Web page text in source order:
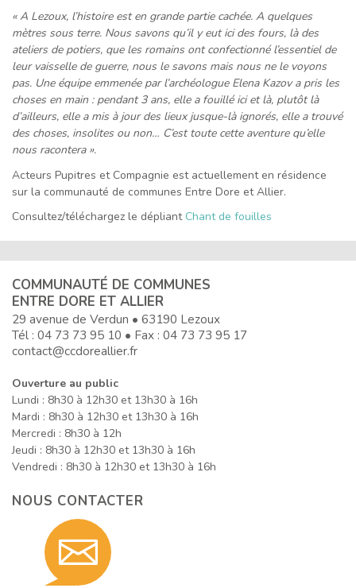
« A Lezoux, l’histoire est en grande partie cachée. A quelques
mètres sous terre. Nous savons qu’il y eut ici des fours, là des
ateliers de potiers, que les romains ont confectionné l’essentiel de
leur vaisselle de guerre, nous le savons mais nous ne le voyons
pas. Une équipe emmenée par l’archéologue Elena Kazov a pris les
choses en main : pendant 3 ans, elle a fouillé ici et là, plutôt là
d’ailleurs, elle a mis à jour des lieux jusque-là ignorés, elle a trouvé
des choses, insolites ou non… C’est toute cette aventure qu’elle
nous racontera ».
Acteurs Pupitres et Compagnie est actuellement en résidence
sur la communauté de communes Entre Dore et Allier.
Consultez/téléchargez le dépliant Chant de fouilles
COMMUNAUTÉ DE COMMUNES
ENTRE DORE ET ALLIER
29 avenue de Verdun • 63190 Lezoux
Tél : 04 73 73 95 10 • Fax : 04 73 73 95 17
contact@ccdoreallier.fr
Ouverture au public
Lundi : 8h30 à 12h30 et 13h30 à 16h
Mardi : 8h30 à 12h30 et 13h30 à 16h
Mercredi : 8h30 à 12h
Jeudi : 8h30 à 12h30 et 13h30 à 16h
Vendredi : 8h30 à 12h30 et 13h30 à 16h
NOUS CONTACTER